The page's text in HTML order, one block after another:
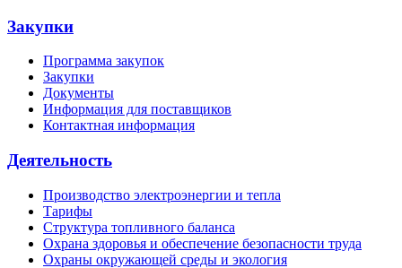
Закупки
Программа закупок
Закупки
Документы
Информация для поставщиков
Контактная информация
Деятельность
Производство электроэнергии и тепла
Тарифы
Структура топливного баланса
Охрана здоровья и обеспечение безопасности труда
Охраны окружающей среды и экология